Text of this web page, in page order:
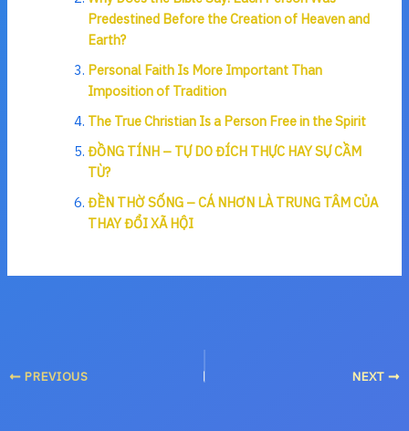
Predestined Before the Creation of Heaven and
Earth?
Personal Faith Is More Important Than
Imposition of Tradition
The True Christian Is a Person Free in the Spirit
ĐỒNG TÍNH – TỰ DO ĐÍCH THỰC HAY SỰ CẦM
TÙ?
ĐỀN THỜ SỐNG – CÁ NHƠN LÀ TRUNG TÂM CỦA
THAY ĐỔI XÃ HỘI
PREVIOUS NEXT